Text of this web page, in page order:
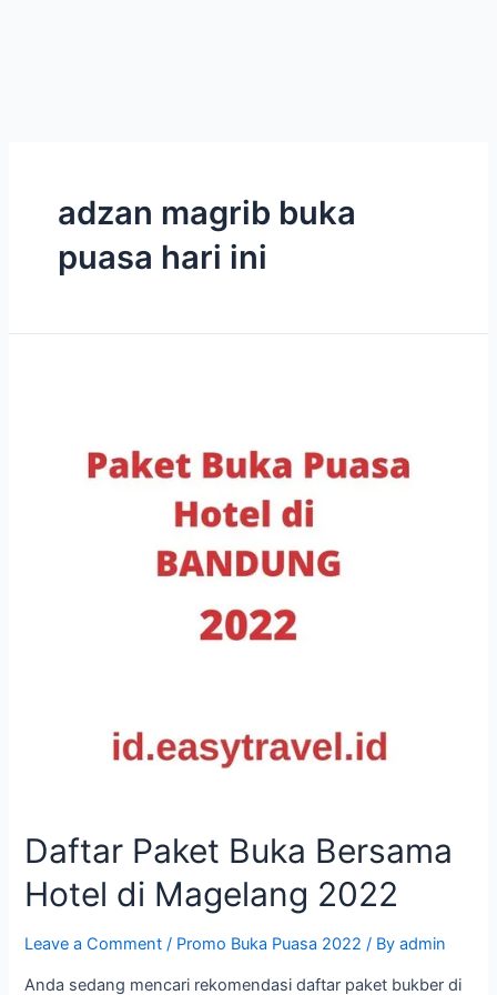
adzan magrib buka
puasa hari ini
Daftar Paket Buka Bersama
Hotel di Magelang 2022
Leave a Comment / Promo Buka Puasa 2022 / Byadmin
Anda sedang mencari rekomendasi daftar paket bukber di